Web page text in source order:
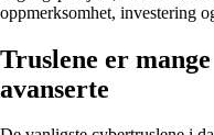
oppmerksomhet, investering
Truslene er
avanserte